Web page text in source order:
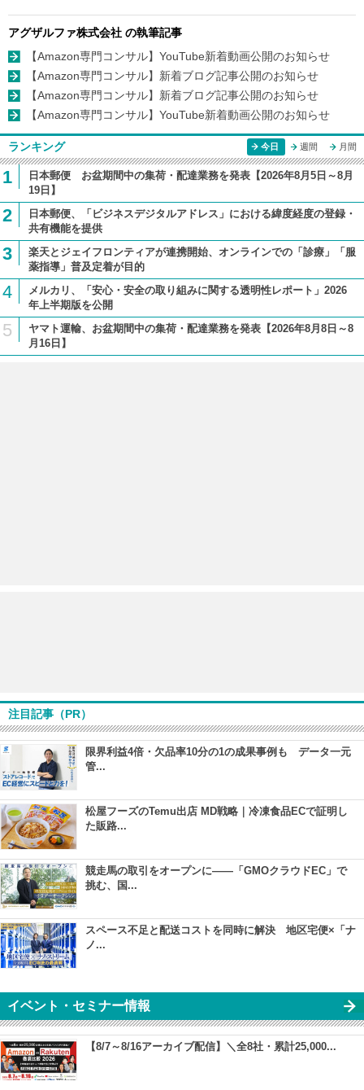
アグザルファ株式会社 の執筆記事
【Amazon専門コンサル】YouTube新着動画公開のお知らせ
【Amazon専門コンサル】新着ブログ記事公開のお知らせ
【Amazon専門コンサル】新着ブログ記事公開のお知らせ
【Amazon専門コンサル】YouTube新着動画公開のお知らせ
ランキング 今日 週間 月間
1
日本郵便 お盆期間中の集荷・配達業務を発表【2026年8月5日～8月
19日】
2
日本郵便、「ビジネスデジタルアドレス」における緯度経度の登録・
共有機能を提供
3
楽天とジェイフロンティアが連携開始、オンラインでの「診療」「服
薬指導」普及定着が目的
4
メルカリ、「安心・安全の取り組みに関する透明性レポート」2026
年上半期版を公開
5
ヤマト運輸、お盆期間中の集荷・配達業務を発表【2026年8月8日～8
月16日】
注目記事（PR）
限界利益4倍・欠品率10分の1の成果事例も データ一元
管...
松屋フーズのTemu出店 MD戦略｜冷凍食品ECで証明し
た販路...
競走馬の取引をオープンに――「GMOクラウドEC」で
挑む、国...
スペース不足と配送コストを同時に解決 地区宅便×「ナ
ノ...
イベント・セミナー情報
【8/7～8/16アーカイブ配信】＼全8社・累計25,000...